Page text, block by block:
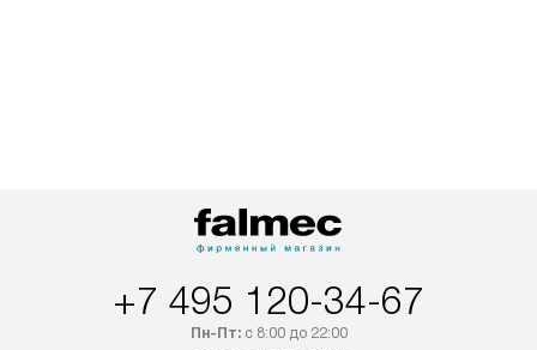
+7 495 120-34-67
Пн-Пт:с 8:00 до 22:00